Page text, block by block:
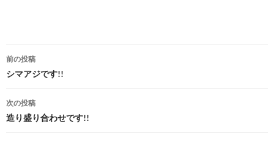
投
稿
ナ
ビ
前の投稿
シマアジです!!
次の投稿
造り盛り合わせです!!